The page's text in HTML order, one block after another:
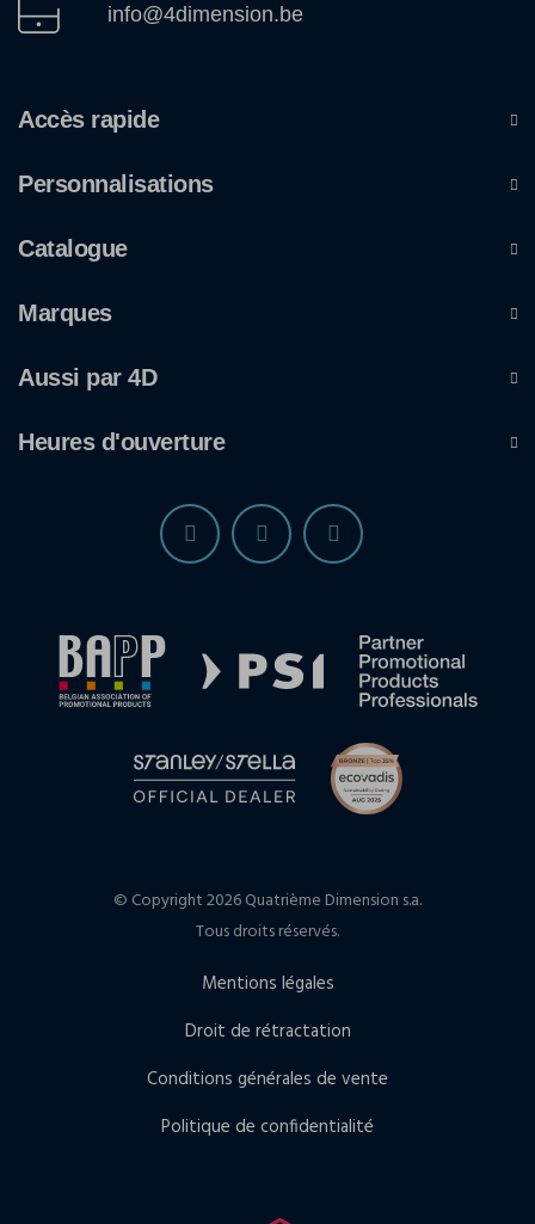
info@4dimension.be
Accès rapide
Personnalisations
Catalogue
Marques
Aussi par 4D
Heures d'ouverture
© Copyright 2026 Quatrième Dimension s.a.
Tous droits réservés.
Mentions légales
Droit de rétractation
Conditions générales de vente
Politique de confidentialité